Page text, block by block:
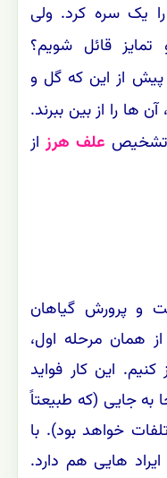
یک سره کرد. ولی
قائل شویم؟
از این که گل و
ها را از بین ببرند.
تشخیص علف هرز از
و پرورش گیاهان
همان مرحله اول،
این کار فواید
به جایی (که طبیعتاً
خواهد بود). با
هایی هم دارد.